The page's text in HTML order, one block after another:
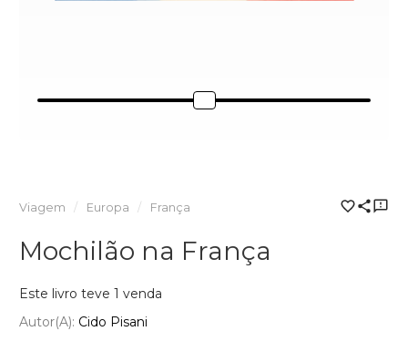
Viagem Europa França
Mochilão na França
Este livro teve 1 venda
Autor(a): Cido Pisani